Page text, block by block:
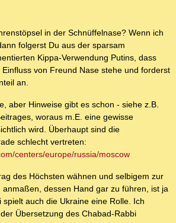
in der Schnüffelnase? Wenn ich
folgerst Du aus der sparsam
Kippa-Verwendung Putins, dass
von Freund Nase stehe und forderst
an.
aber Hinweise gibt es schon - siehe z.B.
woraus m.E. eine gewisse
wird. Überhaupt sind die
schlecht vertreten:
centers/europe/russia/moscow
des Höchsten wähnen und selbigem zur
anmaßen, dessen Hand gar zu führen, ist ja
auch die Ukraine eine Rolle. Ich
Übersetzung des Chabad-Rabbi